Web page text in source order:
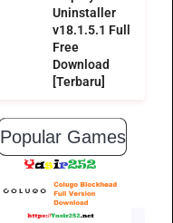
Uninstaller
v18.1.5.1 Full
Free
Download
[Terbaru]
Popular Games